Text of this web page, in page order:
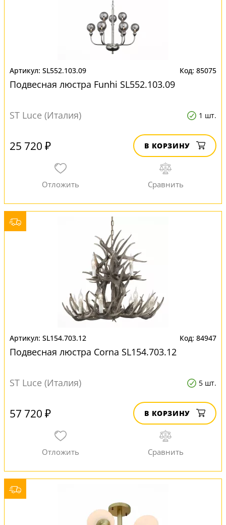
SL552.103.09 85075
Подвесная люстра Funhi SL552.103.09
ST Luce (Италия) 1 шт.
25 720 ₽ В КОРЗИНУ
SL154.703.12 84947
Подвесная люстра Corna SL154.703.12
ST Luce (Италия) 5 шт.
57 720 ₽ В КОРЗИНУ